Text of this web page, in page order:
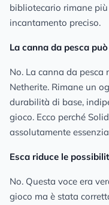
bibliotecario rimane
incantamento preciso.
La canna da pesca
No. La canna da
Netherite. Rimane un
durabilità di base,
gioco. Ecco perché
assolutamente
Esca riduce le
No. Questa voce era
gioco ma è stata